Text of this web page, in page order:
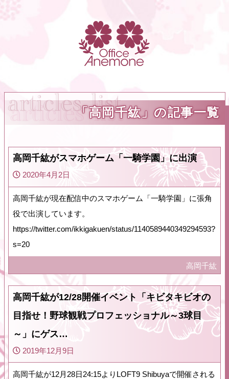
「高岡千紘」の記事一覧
高岡千紘がスマホゲーム「一騎学園」に出演
2020年4月2日
高岡千紘が現在配信中のスマホゲーム「一騎学園」に張角
役で出演しています。
https://twitter.com/ikkigakuen/status/1140589440349294593?
s=20
高岡千紘
高岡千紘が12/28開催イベント「キビタキビオの
目指せ！野球観戦プロフェッショナル～3球目
～」にゲス…
2019年12月9日
高岡千紘が12月28日24:15よりLOFT9 Shibuyaで開催される